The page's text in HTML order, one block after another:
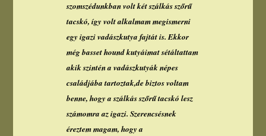
szomszédunkban volt két szálkás szőrű
tacskó, így volt alkalmam megismerni
egy igazi vadászkutya fajtát is. Ekkor
még basset hound kutyáimat sétáltattam
akik szintén a vadászkutyák népes
családjába tartoztak,de biztos voltam
benne, hogy a szálkás szőrű tacskó lesz
számomra az igazi. Szerencsésnek
éreztem magam, hogy a